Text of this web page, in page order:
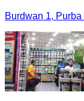
Burdwan 1,